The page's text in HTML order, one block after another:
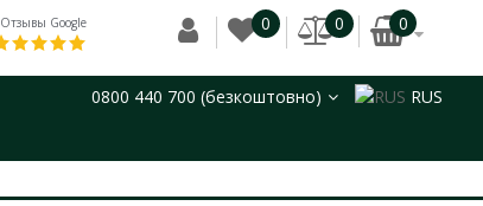
Отзывы Google 0 0 0
0800 440 700 (безкоштовно) RUS